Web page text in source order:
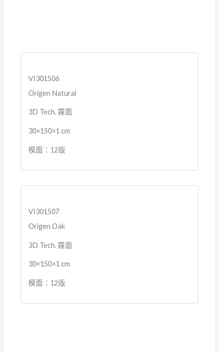
VI301506
Origen Natural
3D Tech. 霧面
30×150×1 cm
模面：12版
VI301507
Origen Oak
3D Tech. 霧面
30×150×1 cm
模面：12版